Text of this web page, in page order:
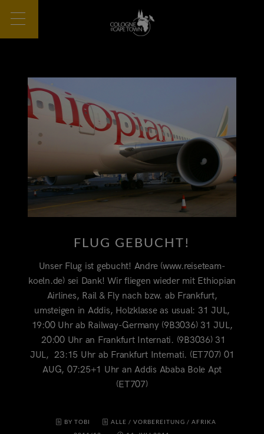
FLUG GEBUCHT!
Unser Flug ist gebucht! Andre (www.reiseteam-
koeln.de) sei Dank! Wir fliegen wieder mit Ethiopian
Airlines, Rail & Fly nach bzw. ab Frankfurt,
umsteigen in Addis, Holzklasse as usual: 31 JUL,
19:00 Uhr ab Railway-Germany (9B3036) 31 JUL,
20:00 Uhr an Frankfurt Internati. (9B3036) 31
JUL, 23:15 Uhr ab Frankfurt Internati. (ET707) 01
AUG, 07:25+1 Uhr an Addis Ababa Bole Apt
(ET707)
BY TOBI ALLE / VORBEREITUNG / AFRIKA